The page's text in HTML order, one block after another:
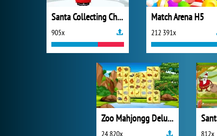
Santa Collecting Christmas Gift
905x
Match Arena H5
212 391x
Zoo Mahjongg Deluxe
24 820x 812x